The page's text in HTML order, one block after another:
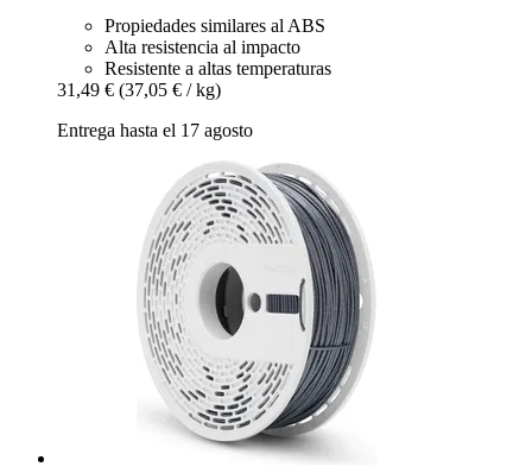
Propiedades similares al ABS
Alta resistencia al impacto
Resistente a altas temperaturas
31,49 € (37,05 € / kg)
Entrega hasta el 17 agosto